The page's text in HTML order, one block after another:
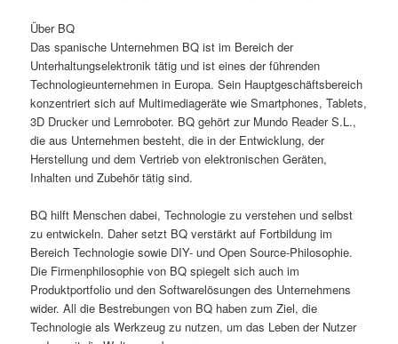
Über BQ
Das spanische Unternehmen BQ ist im Bereich der
Unterhaltungselektronik tätig und ist eines der führenden
Technologieunternehmen in Europa. Sein Hauptgeschäftsbereich
konzentriert sich auf Multimediageräte wie Smartphones, Tablets,
3D Drucker und Lernroboter. BQ gehört zur Mundo Reader S.L.,
die aus Unternehmen besteht, die in der Entwicklung, der
Herstellung und dem Vertrieb von elektronischen Geräten,
Inhalten und Zubehör tätig sind.
BQ hilft Menschen dabei, Technologie zu verstehen und selbst
zu entwickeln. Daher setzt BQ verstärkt auf Fortbildung im
Bereich Technologie sowie DIY- und Open Source-Philosophie.
Die Firmenphilosophie von BQ spiegelt sich auch im
Produktportfolio und den Softwarelösungen des Unternehmens
wider. All die Bestrebungen von BQ haben zum Ziel, die
Technologie als Werkzeug zu nutzen, um das Leben der Nutzer